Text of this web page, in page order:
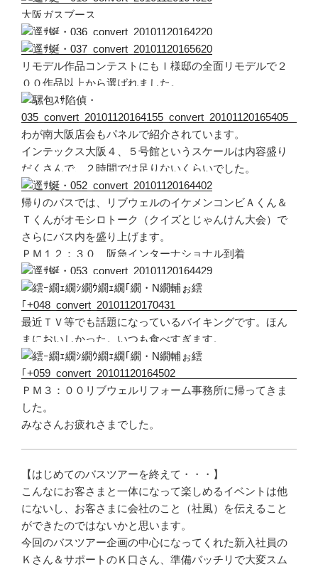
大阪ガスブース
リモデル作品コンテストにもＩ様邸の全面リモデルで２
００作品以上から選ばれました。
わが南大阪店会もパネルで紹介されています。
インテックス大阪４、５号館というスケールは内容盛り
だくさんで、２時間では足りないくらいでした。
帰りのバスでは、リブウェルのイケメンコンビＡくん＆
Ｔくんがオモシロトーク（クイズとじゃんけん大会）で
さらにバス内を盛り上げます。
ＰＭ１２：３０ 阪急インターナショナル到着
最近ＴＶ等でも話題になっているバイキングです。ほん
まにおいしかった。いつも食べすぎます。
ＰＭ３：００リブウェルリフォーム事務所に帰ってきま
した。
みなさんお疲れさまでした。
【はじめてのバスツアーを終えて・・・】
こんなにお客さまと一体になって楽しめるイベントは他
にないし、お客さまに会社のこと（社風）を伝えること
ができたのではないかと思います。
今回のバスツアー企画の中心になってくれた新入社員の
Ｋさん＆サポートのＫ口さん、準備バッチリで大変スム